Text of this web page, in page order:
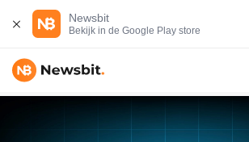
Newsbit
Bekijk in de Google Play store